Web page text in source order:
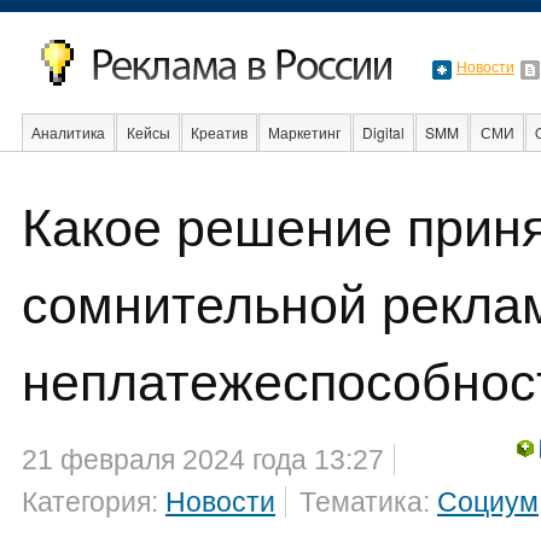
Новости
Аналитика Кейсы Креатив Маркетинг Digital SMM СМИ
События
Какое решение
сомнительной
21 февраля 2024 года 13:27
Категория: Новости Тематика: Социум